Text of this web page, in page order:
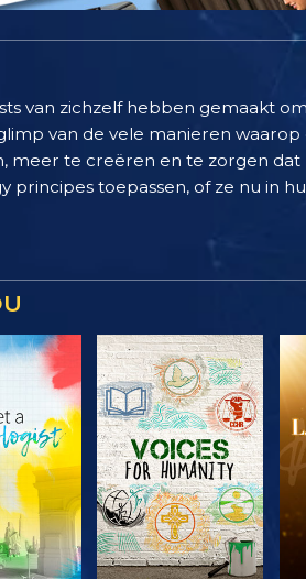
van zichzelf hebben gemaakt
van de vele manieren
te creëren en te zorgen dat
principes toepassen, of ze nu in